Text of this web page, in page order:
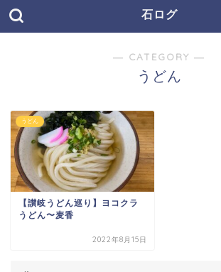
石ログ
― CATEGORY ―
うどん
うどん
【讃岐うどん巡り】ヨコクラ
うどん〜麦香
2022年8月15日